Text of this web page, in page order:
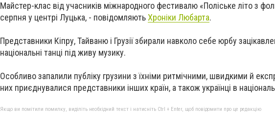
Майстер-клас від учасників міжнародного фестивалю «Поліське літо з
серпня у центрі Луцька, - повідомляютьХроніки Любарта.
Представники Кіпру, Тайваню і Грузії збирали навколо себе юрбу
національні танці під живу музику.
Особливо запалили публіку грузини з їхніми ритмічними, швидкими й
них приєднувалися представники інших країн, а також українці в
Якщо ви помітили помилку, виділіть необхідний текст і натисніть Ctrl + Enter, щоб повідомити про це редакцію